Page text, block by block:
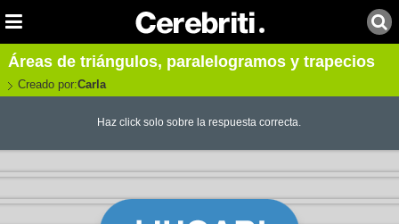
Áreas de triángulos, paralelogramos y trapecios
Creado por:Carla
Haz click solo sobre la respuesta correcta.